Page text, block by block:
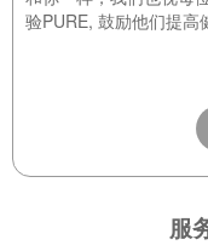
验PURE, 鼓励他们提高
服